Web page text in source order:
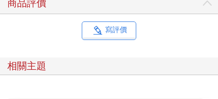
商品評價
寫評價
相關主題